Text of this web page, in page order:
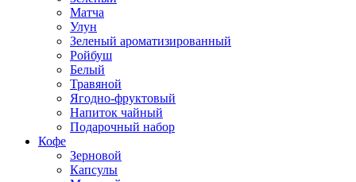
Матча
Улун
Зеленый ароматизированный
Ройбуш
Белый
Травяной
Ягодно-фруктовый
Напиток чайный
Подарочный набор
Кофе
Зерновой
Капсулы